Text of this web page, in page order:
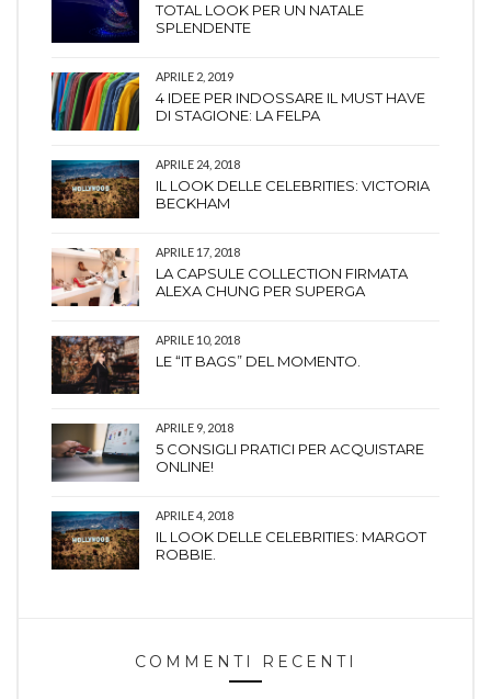
TOTAL LOOK PER UN NATALE
SPLENDENTE
APRILE 2, 2019
4 IDEE PER INDOSSARE IL MUST HAVE
DI STAGIONE: LA FELPA
APRILE 24, 2018
IL LOOK DELLE CELEBRITIES: VICTORIA
BECKHAM
APRILE 17, 2018
LA CAPSULE COLLECTION FIRMATA
ALEXA CHUNG PER SUPERGA
APRILE 10, 2018
LE “IT BAGS” DEL MOMENTO.
APRILE 9, 2018
5 CONSIGLI PRATICI PER ACQUISTARE
ONLINE!
APRILE 4, 2018
IL LOOK DELLE CELEBRITIES: MARGOT
ROBBIE.
COMMENTI RECENTI